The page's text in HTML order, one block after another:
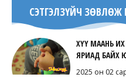
СЭТГЭЛЗҮЙЧ ЗӨВЛӨЖ
ХҮҮ МААНЬ
ЯРИАД БАЙХ
2025 он 02